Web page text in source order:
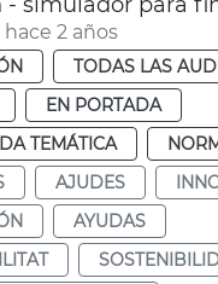
2 años
TODAS LAS
EN PORTADA
TEMÁTICA
AJUDES
AYUDAS